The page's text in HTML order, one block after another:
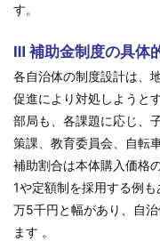
す。
Ⅲ 補助金制度の具体
各自治体の制度設計は、
促進により対処しようと
部局も、各課題に応じ、
策課、教育委員会、自転
補助割合は本体購入価格
1や定額制を採用する例
万5千円と幅があり、自
ます 。